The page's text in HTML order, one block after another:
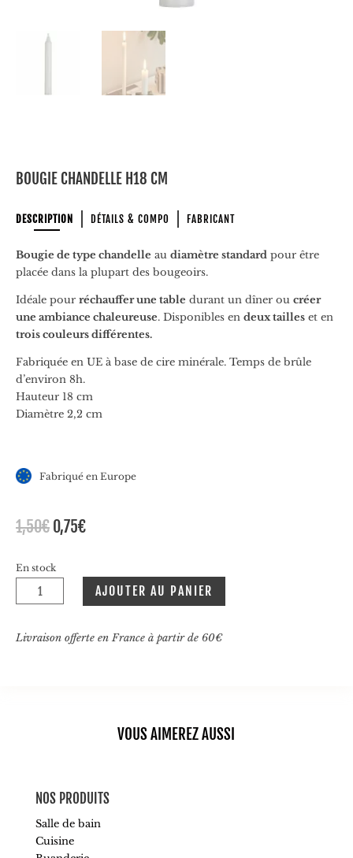
BOUGIE CHANDELLE H18 CM
DESCRIPTION DÉTAILS & COMPO FABRICANT
Bougie de type chandelle au diamètre standard pour être
placée dans la plupart des bougeoirs.
Idéale pour réchauffer une table durant un dîner ou créer
une ambiance chaleureuse. Disponibles en deux tailles et en
trois couleurs différentes.
Fabriquée en UE à base de cire minérale. Temps de brûle
d’environ 8h.
Hauteur 18 cm
Diamètre 2,2 cm
Fabriqué en Europe
1,50€ Le
initial
était :
0,75€Le
est :
0,75€.
En stock
quantité
de
chandelle
AJOUTER AU PANIER
Livraison offerte en France à partir de 60€
VOUS AIMEREZ AUSSI
NOS PRODUITS
Salle de bain
Cuisine